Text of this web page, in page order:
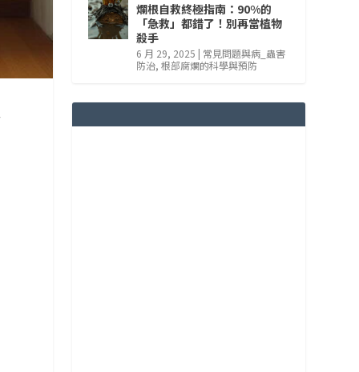
爛根自救終極指南：90%的
「急救」都錯了！別再當植物
殺手
6 月 29, 2025 | 常見問題與病_蟲害
防治,根部腐爛的科學與預防